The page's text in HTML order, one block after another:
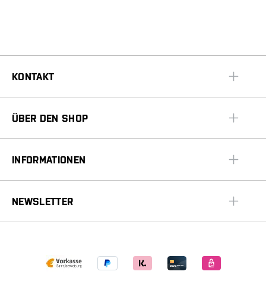
KONTAKT
ÜBER DEN SHOP
INFORMATIONEN
NEWSLETTER